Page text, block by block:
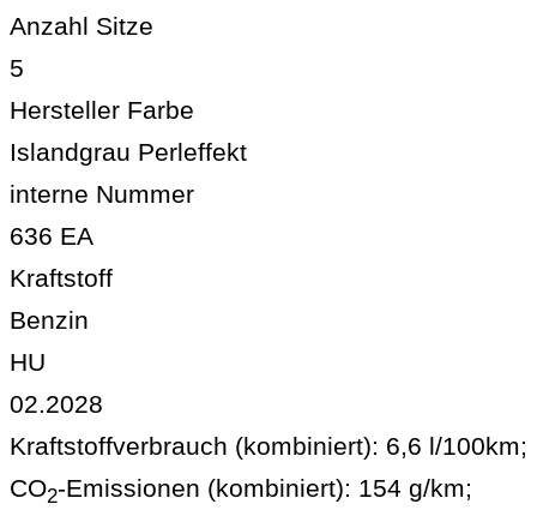
Anzahl Sitze
5
Hersteller Farbe
Islandgrau Perleffekt
interne Nummer
636 EA
Kraftstoff
Benzin
HU
02.2028
Kraftstoffverbrauch (kombiniert): 6,6 l/100km;
CO2-Emissionen (kombiniert): 154 g/km;